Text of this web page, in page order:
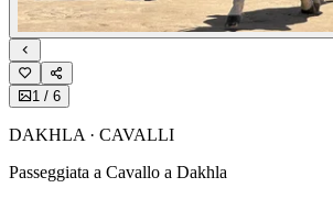
1 / 6
DAKHLA · CAVALLI
Passeggiata a Cavallo a Dakhla